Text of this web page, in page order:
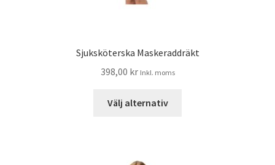
Sjuksköterska Maskeraddräkt
398,00 kr Inkl. moms
Välj alternativ